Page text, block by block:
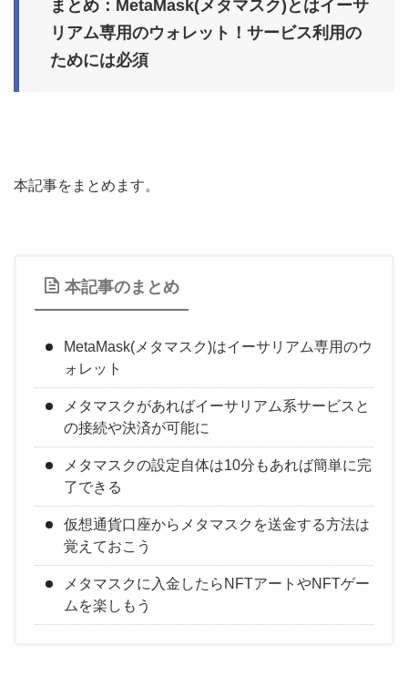
まとめ：MetaMask(メタマスク)とはイーサ
リアム専用のウォレット！サービス利用の
ためには必須
本記事をまとめます。
本記事のまとめ
MetaMask(メタマスク)はイーサリアム専用のウ
ォレット
メタマスクがあればイーサリアム系サービスと
の接続や決済が可能に
メタマスクの設定自体は10分もあれば簡単に完
了できる
仮想通貨口座からメタマスクを送金する方法は
覚えておこう
メタマスクに入金したらNFTアートやNFTゲー
ムを楽しもう